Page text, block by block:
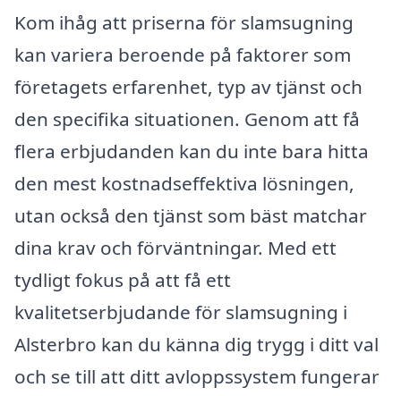
Kom ihåg att priserna för slamsugning
kan variera beroende på faktorer som
företagets erfarenhet, typ av tjänst och
den specifika situationen. Genom att få
flera erbjudanden kan du inte bara hitta
den mest kostnadseffektiva lösningen,
utan också den tjänst som bäst matchar
dina krav och förväntningar. Med ett
tydligt fokus på att få ett
kvalitetserbjudande för slamsugning i
Alsterbro kan du känna dig trygg i ditt val
och se till att ditt avloppssystem fungerar